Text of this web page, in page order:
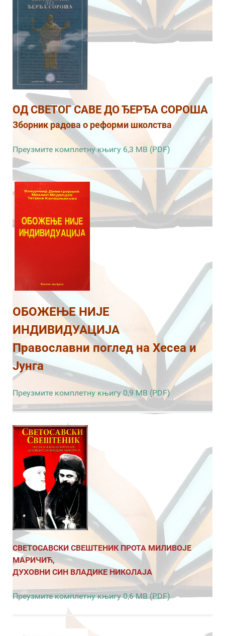
ОД СВЕТОГ САВЕ ДО ЂЕРЂА СОРОША
Зборник радова о реформи школства
Преузмите комплетну књигу 6,3 MB (PDF)
ОБОЖЕЊЕ НИЈЕ
ИНДИВИДУАЦИЈА
Православни поглед на Хесеа и
Јунга
Преузмите комплетну књигу 0,9 MB (PDF)
СВЕТОСАВСКИ СВЕШТЕНИК ПРОТА МИЛИВОЈЕ
МАРИЧИЋ,
ДУХОВНИ СИН ВЛАДИКЕ НИКОЛАЈА
Преузмите комплетну књигу 0,6 MB (PDF)